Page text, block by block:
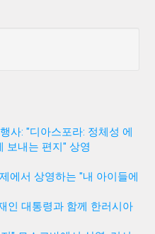
사: "디아스포라: 정체성 에
보내는 편지" 상영
에서 상영하는 "내 아이들에
인 대통령과 함께 한러시아